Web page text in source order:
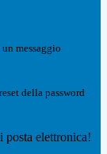
messaggio
della password
posta elettronica!